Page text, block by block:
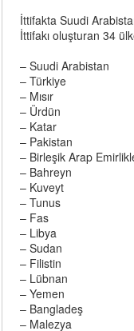
İttifakta Suudi
İttifakı oluşturan 34
– Suudi Arabistan
– Türkiye
– Mısır
– Ürdün
– Katar
– Pakistan
– Birleşik Arap
– Bahreyn
– Kuveyt
– Tunus
– Fas
– Libya
– Sudan
– Filistin
– Lübnan
– Yemen
– Bangladeş
– Malezya